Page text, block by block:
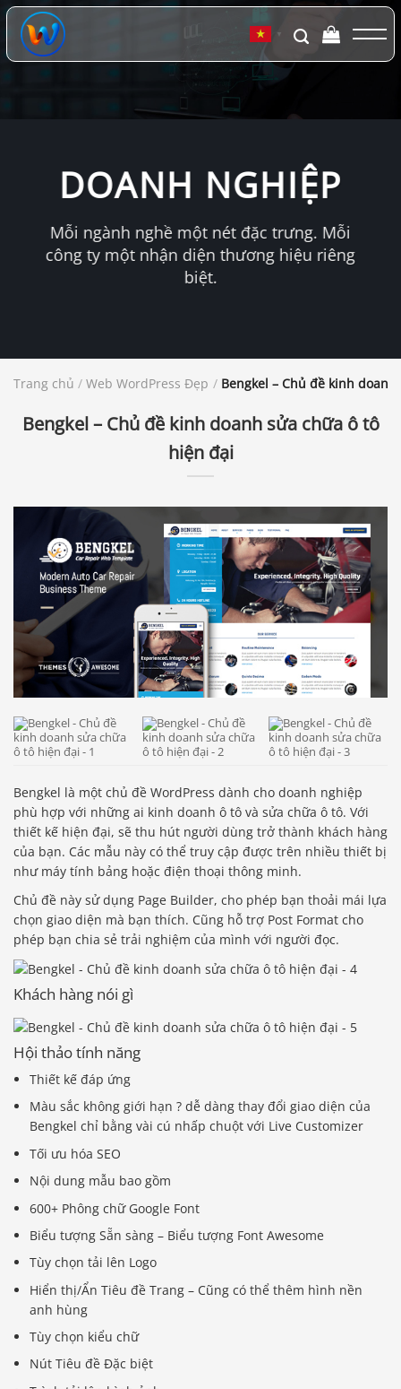
Chuyển
đến
dung
▼
DOANH NGHIỆP
Mỗi ngành nghề một nét đặc trưng. Mỗi
công ty một nhận diện thương hiệu riêng
biệt.
Trang chủ / Web WordPress Đẹp / Bengkel – Chủ đề kinh
Bengkel – Chủ đề kinh doanh sửa chữa ô tô
hiện đại
Bengkel là một chủ đề WordPress dành cho doanh nghiệp
phù hợp với những ai kinh doanh ô tô và sửa chữa ô tô. Với
thiết kế hiện đại, sẽ thu hút người dùng trở thành khách hàng
của bạn. Các mẫu này có thể truy cập được trên nhiều thiết bị
như máy tính bảng hoặc điện thoại thông minh.
Chủ đề này sử dụng Page Builder, cho phép bạn thoải mái lựa
chọn giao diện mà bạn thích. Cũng hỗ trợ Post Format cho
phép bạn chia sẻ trải nghiệm của mình với người đọc.
Khách hàng nói gì
Hội thảo tính năng
Thiết kế đáp ứng
Màu sắc không giới hạn ? dễ dàng thay đổi giao diện của
Bengkel chỉ bằng vài cú nhấp chuột với Live Customizer
Tối ưu hóa SEO
Nội dung mẫu bao gồm
600+ Phông chữ Google Font
Biểu tượng Sẵn sàng – Biểu tượng Font Awesome
Tùy chọn tải lên Logo
Hiển thị/Ẩn Tiêu đề Trang – Cũng có thể thêm hình nền
anh hùng
Tùy chọn kiểu chữ
Nút Tiêu đề Đặc biệt